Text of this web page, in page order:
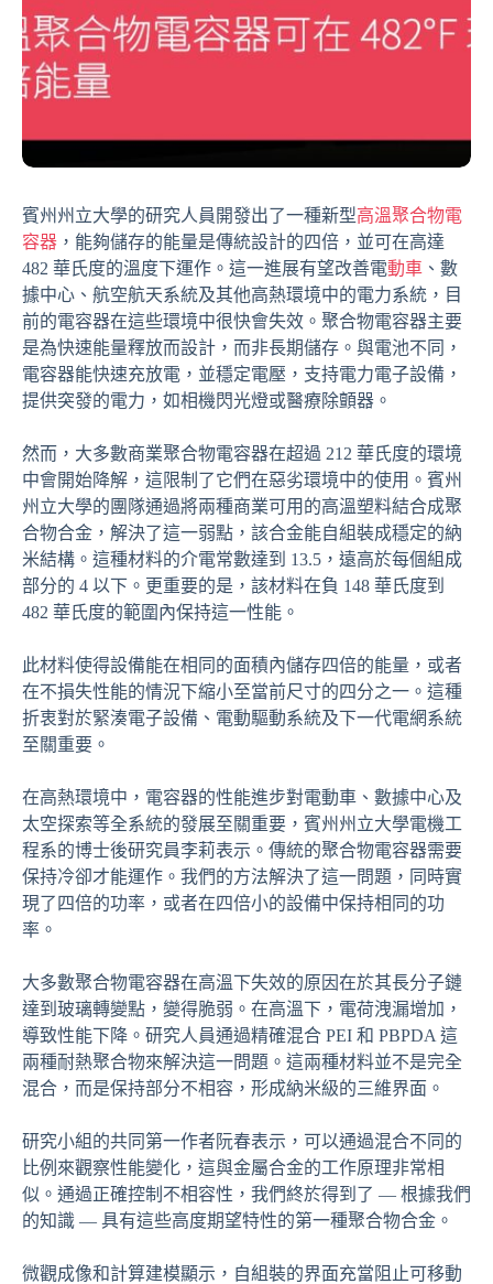
賓州州立大學的研究人員開發出了一種新型高溫聚合物電
容器 ，能夠儲存的能量是傳統設計的四倍，並可在高達
482 華氏度的溫度下運作。這一進展有望改善電動車 、數
據中心、航空航天系統及其他高熱環境中的電力系統，目
前的電容器在這些環境中很快會失效。聚合物電容器主要
是為快速能量釋放而設計，而非長期儲存。與電池不同，
電容器能快速充放電，並穩定電壓，支持電力電子設備，
提供突發的電力，如相機閃光燈或醫療除顫器。
然而，大多數商業聚合物電容器在超過 212 華氏度的環境
中會開始降解，這限制了它們在惡劣環境中的使用。賓州
州立大學的團隊通過將兩種商業可用的高溫塑料結合成聚
合物合金，解決了這一弱點，該合金能自組裝成穩定的納
米結構。這種材料的介電常數達到 13.5，遠高於每個組成
部分的 4 以下。更重要的是，該材料在負 148 華氏度到
482 華氏度的範圍內保持這一性能。
此材料使得設備能在相同的面積內儲存四倍的能量，或者
在不損失性能的情況下縮小至當前尺寸的四分之一。這種
折衷對於緊湊電子設備、電動驅動系統及下一代電網系統
至關重要。
在高熱環境中，電容器的性能進步對電動車、數據中心及
太空探索等全系統的發展至關重要，賓州州立大學電機工
程系的博士後研究員李莉表示。傳統的聚合物電容器需要
保持冷卻才能運作。我們的方法解決了這一問題，同時實
現了四倍的功率，或者在四倍小的設備中保持相同的功
率。
大多數聚合物電容器在高溫下失效的原因在於其長分子鏈
達到玻璃轉變點，變得脆弱。在高溫下，電荷洩漏增加，
導致性能下降。研究人員通過精確混合 PEI 和 PBPDA 這
兩種耐熱聚合物來解決這一問題。這兩種材料並不是完全
混合，而是保持部分不相容，形成納米級的三維界面。
研究小組的共同第一作者阮春表示，可以通過混合不同的
比例來觀察性能變化，這與金屬合金的工作原理非常相
似。通過正確控制不相容性，我們終於得到了 — 根據我們
的知識 — 具有這些高度期望特性的第一種聚合物合金。
微觀成像和計算建模顯示，自組裝的界面充當阻止可移動